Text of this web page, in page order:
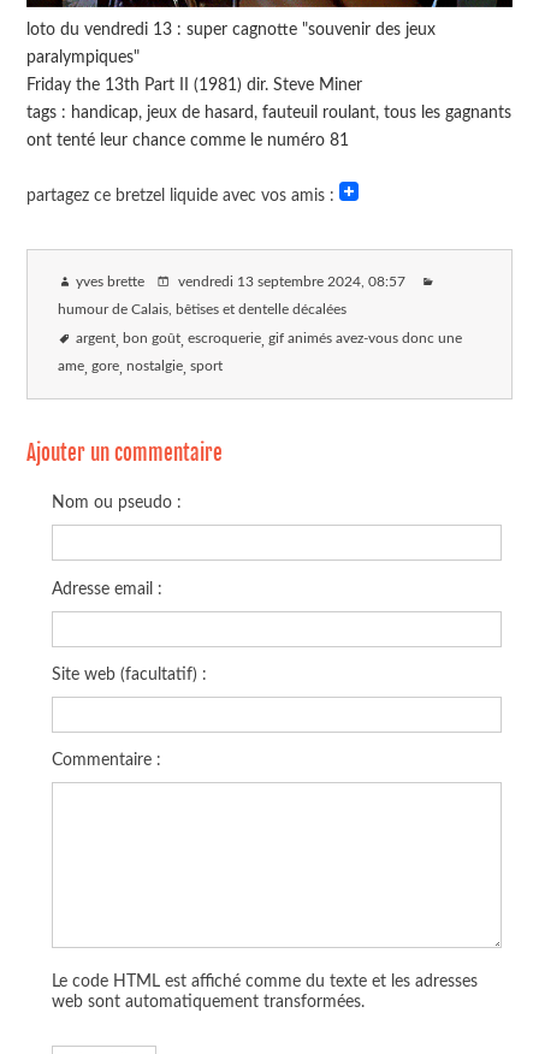
loto du vendredi 13 : super cagnotte "souvenir des jeux
paralympiques"
Friday the 13th Part II (1981) dir. Steve Miner
tags : handicap, jeux de hasard, fauteuil roulant, tous les gagnants
ont tenté leur chance comme le numéro 81
partagez ce bretzel liquide avec vos amis :
yves brette vendredi 13 septembre 2024 , 08:57
humour de Calais, bêtises et dentelle décalées
argent bon goût escroquerie gif animés avez-vous donc une
ame gore nostalgie sport
Ajouter un commentaire
Nom ou pseudo :
Adresse email :
Site web (facultatif) :
Commentaire :
Le code HTML est affiché comme du texte et les adresses
web sont automatiquement transformées.